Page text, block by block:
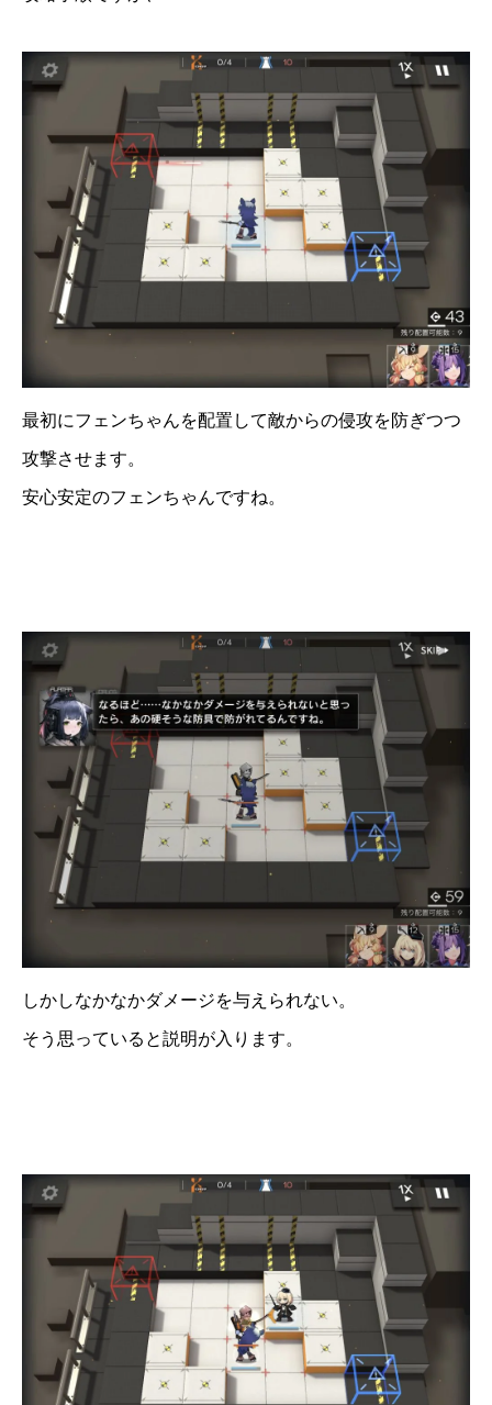
最初にフェンちゃんを配置して敵からの侵攻を防ぎつつ
攻撃させます。
安心安定のフェンちゃんですね。
しかしなかなかダメージを与えられない。
そう思っていると説明が入ります。